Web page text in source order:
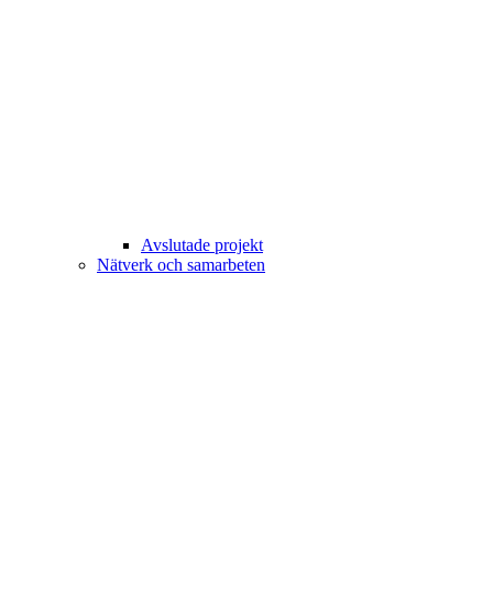
Avslutade projekt
Nätverk och samarbeten